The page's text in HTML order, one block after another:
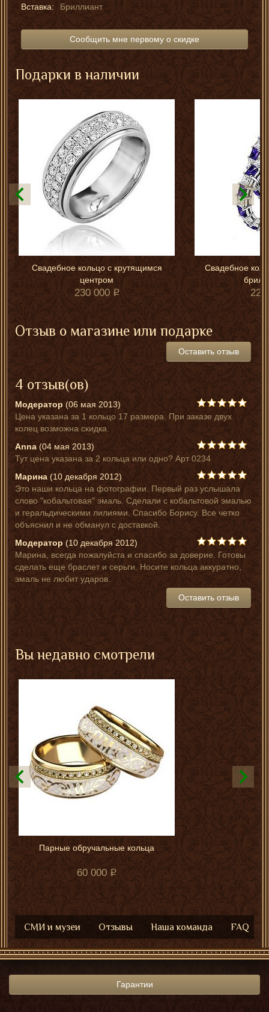
Вставка:
Бриллиант
Сообщить мне первому о скидке
Подарки в наличии
Свадебное кольцо с крутящимся
центром
230 000
Свадебное
225
Отзыв о магазине или подарке
Оставить отзыв
4 отзыв(ов)
Модератор (06 мая 2013)
Цена указана за 1 кольцо 17 размера. При заказе двух
колец возможна скидка.
Anna (04 мая 2013)
Тут цена указана за 2 кольца или одно? Арт 0234
Марина (10 декабря 2012)
Это наши кольца на фотографии. Первый раз услышала
слово "кобальтовая" эмаль. Сделали с кобальтовой эмалью
и геральдическими лилиями. Спасибо Борису. Все четко
объяснил и не обманул с доставкой.
Модератор (10 декабря 2012)
Марина, всегда пожалуйста и спасибо за доверие. Готовы
сделать еще браслет и серьги. Носите кольца аккуратно,
эмаль не любит ударов.
Оставить отзыв
Вы недавно смотрели
Парные обручальные кольца
60 000
СМИ и музеи Отзывы Наша команда FAQ
Гарантии